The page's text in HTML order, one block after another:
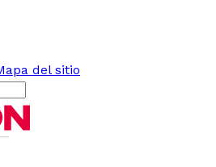
del sitio